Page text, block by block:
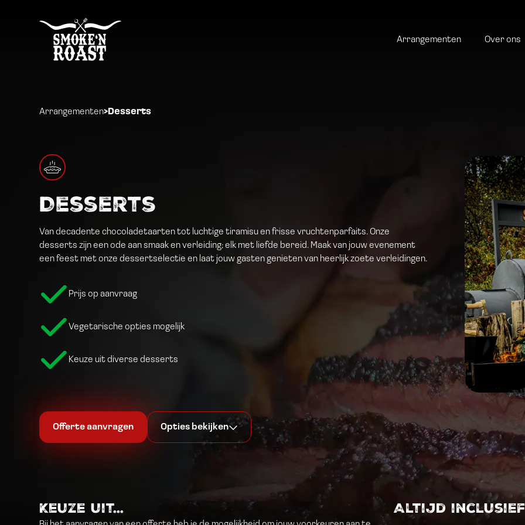
Arrangementen Over ons
Arrangementen>Desserts
Desserts
Van decadente chocoladetaarten tot luchtige tiramisu en frisse vruchtenparfaits. Onze
desserts zijn een ode aan smaak en verleiding; elk met liefde bereid. Maak van jouw evenement
een feest met onze dessertselectie en laat jouw gasten genieten van heerlijk zoete verleidingen.
Prijs op aanvraag
Vegetarische opties mogelijk
Keuze uit diverse desserts
Offerte aanvragen Opties bekijken
Keuze uit... Altijd inclusief